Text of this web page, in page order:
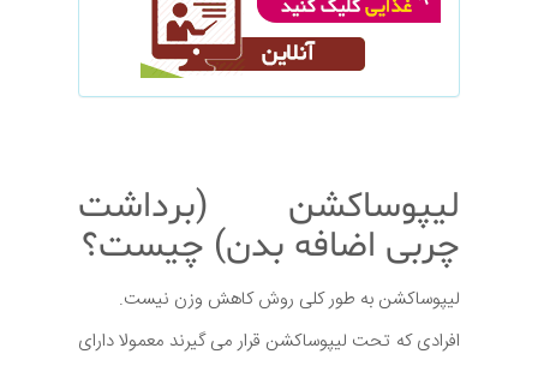
لیپوساکشن (برداشت
چربی اضافه بدن) چیست؟
لیپوساکشن به طور کلی روش کاهش وزن نیست.
افرادی که تحت لیپوساکشن قرار می گیرند معمولا دارای